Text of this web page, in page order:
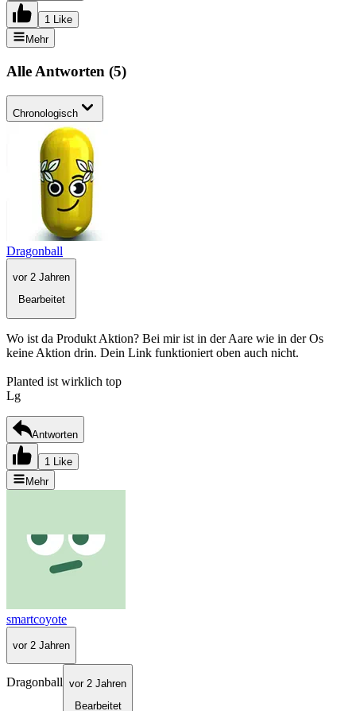
1 Like
Mehr
Alle Antworten (5)
Chronologisch
Dragonball
vor 2 Jahren
Bearbeitet
Wo ist da Produkt Aktion? Bei mir ist in der Aare wie in der Os
keine Aktion drin. Dein Link funktioniert oben auch nicht.
Planted ist wirklich top
Lg
Antworten
1 Like
Mehr
smartcoyote
vor 2 Jahren
Dragonball vor 2 Jahren
Bearbeitet